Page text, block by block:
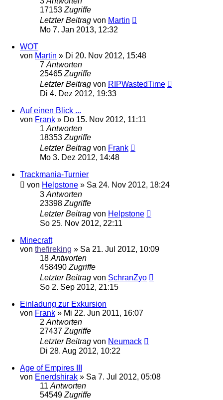
17153 Zugriffe
Letzter Beitrag von Martin
Mo 7. Jan 2013, 12:32
WOT
von Martin » Di 20. Nov 2012, 15:48
7 Antworten
25465 Zugriffe
Letzter Beitrag von RIPWastedTime
Di 4. Dez 2012, 19:33
Auf einen Blick ...
von Frank » Do 15. Nov 2012, 11:11
1 Antworten
18353 Zugriffe
Letzter Beitrag von Frank
Mo 3. Dez 2012, 14:48
Trackmania-Turnier
von Helpstone » Sa 24. Nov 2012, 18:24
3 Antworten
23398 Zugriffe
Letzter Beitrag von Helpstone
So 25. Nov 2012, 22:11
Minecraft
von thefireking » Sa 21. Jul 2012, 10:09
18 Antworten
458490 Zugriffe
Letzter Beitrag von SchranZyo
So 2. Sep 2012, 21:15
Einladung zur Exkursion
von Frank » Mi 22. Jun 2011, 16:07
2 Antworten
27437 Zugriffe
Letzter Beitrag von Neumack
Di 28. Aug 2012, 10:22
Age of Empires III
von Enerdshirak » Sa 7. Jul 2012, 05:08
11 Antworten
54549 Zugriffe